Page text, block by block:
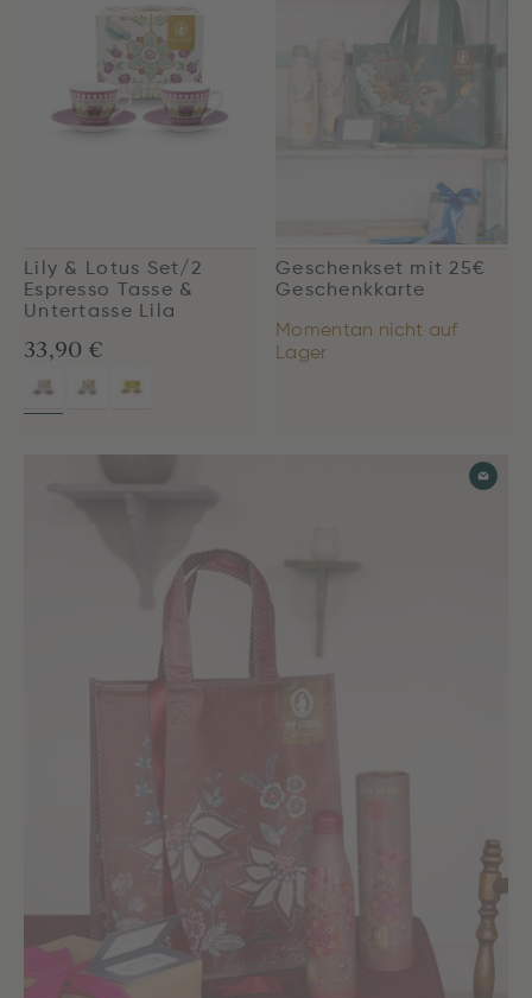
Lily & Lotus Set/2
Espresso Tasse &
Untertasse Lila
33,90 €
Geschenkset mit 25€
Geschenkkarte
Momentan nicht auf
Lager